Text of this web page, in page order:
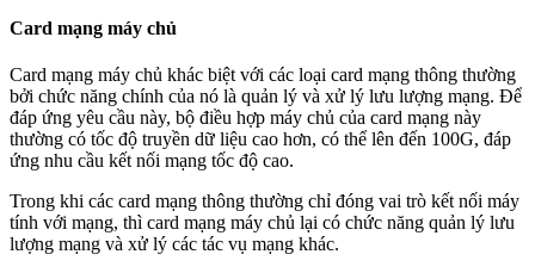
Card mạng máy chủ
Card mạng máy chủ khác biệt với các loại card mạng thông thường
bởi chức năng chính của nó là quản lý và xử lý lưu lượng mạng. Để
đáp ứng yêu cầu này, bộ điều hợp máy chủ của card mạng này
thường có tốc độ truyền dữ liệu cao hơn, có thể lên đến 100G, đáp
ứng nhu cầu kết nối mạng tốc độ cao.
Trong khi các card mạng thông thường chỉ đóng vai trò kết nối máy
tính với mạng, thì card mạng máy chủ lại có chức năng quản lý lưu
lượng mạng và xử lý các tác vụ mạng khác.